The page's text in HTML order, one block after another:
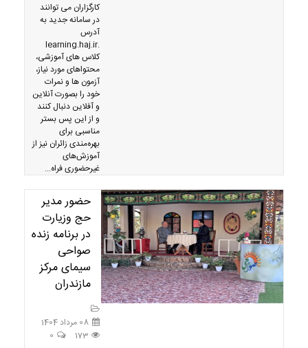
کارگزاران می توانند
در سامانه جدید به
آدرس
.learning.haj.ir
کلاس های آموزشی،
محتواهای مورد نیاز،
آزمون ها و نمرات
خود را بصورت آنلاین
و آفلاین دنبال کنند
و از این پس بستر
مناسبی برای
بهره‌مندی زائران نیز از
آموزش‌های
غیرحضوری فراه...
حضور مدیر
حج وزیارت
در برنامه زنده
صواحی
سیمای مرکز
مازندران
08 مرداد 1404
173
0